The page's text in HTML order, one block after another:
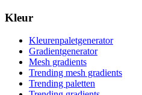
Kleur
Kleurenpaletgenerator
Gradientgenerator
Mesh gradients
Trending mesh gradients
Trending paletten